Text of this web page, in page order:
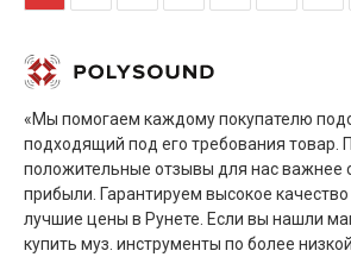
«Мы помогаем каждому покупателю
подходящий под его требования товар.
положительные отзывы для нас важнее
прибыли. Гарантируем высокое
лучшие цены в Рунете. Если вы нашли
купить муз. инструменты по более